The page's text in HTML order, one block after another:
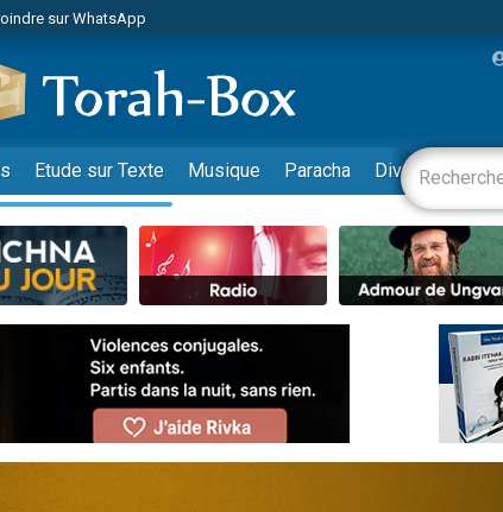
sur WhatsApp
un don pour 5 jours de vacances aux Orphelins
un don pour Diane, 80 ans, dans un appartement insalubre
une bénédiction
sur WhatsApp
un don pour Sauvez la jambe de Yohan
en groupe sur Zoom
Box Music
sur WhatsApp
sur WhatsApp
sur WhatsApp
Etude sur Texte Musique Paracha